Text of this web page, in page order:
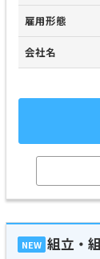
雇用形態
会社名
NEW 組立・